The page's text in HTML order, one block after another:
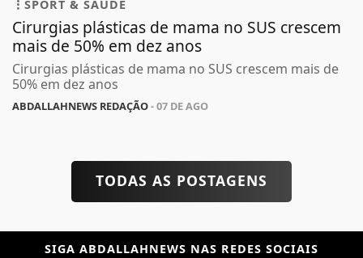
SPORT & SAÚDE
Cirurgias plásticas de mama no SUS crescem
mais de 50% em dez anos
Cirurgias plásticas de mama no SUS crescem mais de
50% em dez anos
ABDALLAHNEWS REDAÇÃO- 07 DE AGO
TODAS AS POSTAGENS
SIGA ABDALLAHNEWS NAS REDES SOCIAIS